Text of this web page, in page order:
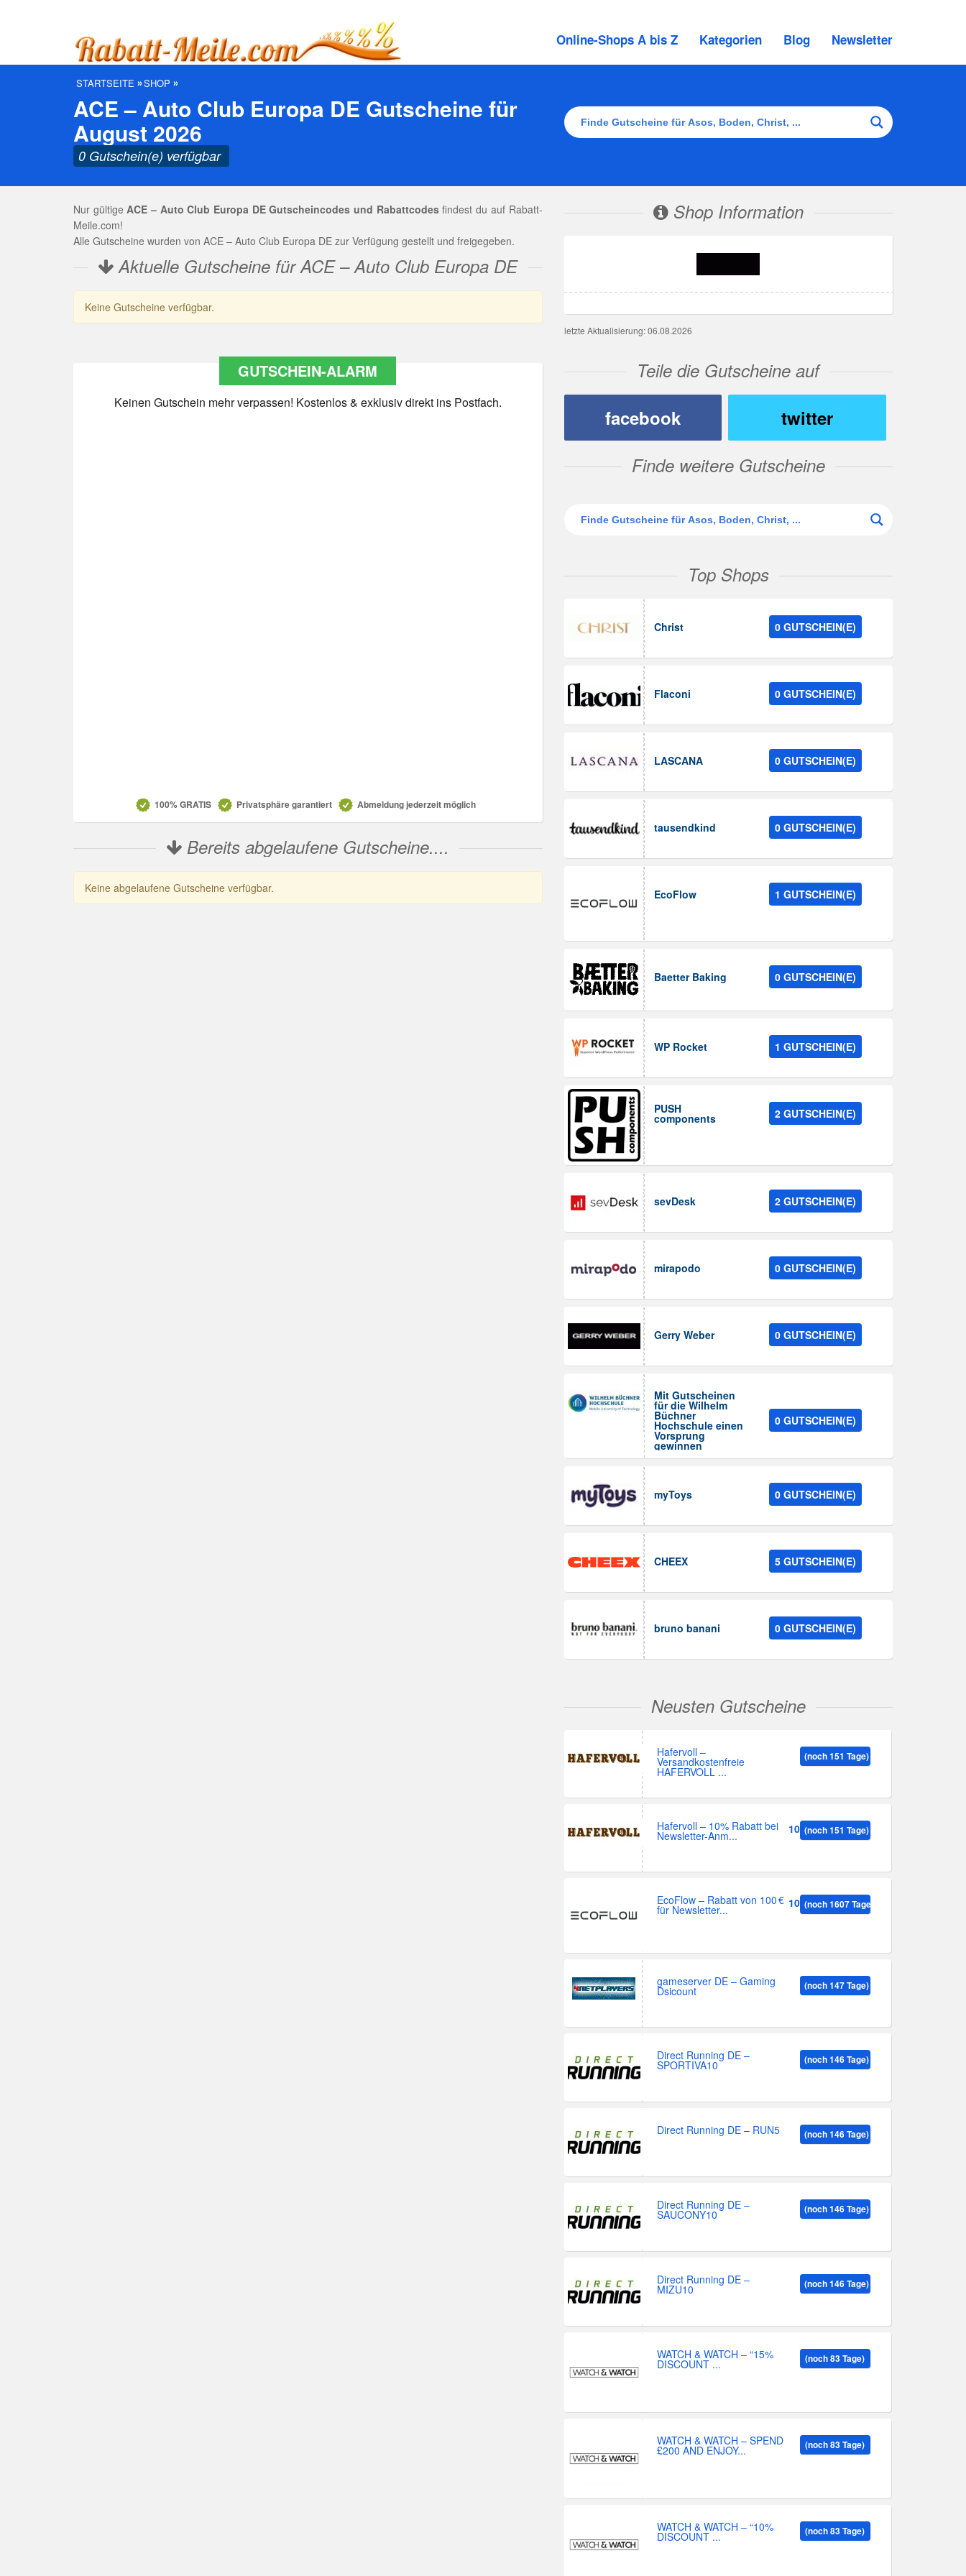
Online-Shops A bis Z Kategorien Blog Newsletter
STARTSEITE SHOP
ACE – Auto Club Europa DE Gutscheine für
August 2026
0 Gutschein(e) verfügbar
Nur gültigeACE – Auto Club Europa DE Gutscheincodes und Rabattcodesfindest du auf Rabatt-
Meile.com!
Alle Gutscheine wurden von ACE – Auto Club Europa DE zur Verfügung gestellt und freigegeben.
Aktuelle Gutscheine für ACE – Auto Club Europa DE
Keine Gutscheine verfügbar.
GUTSCHEIN-ALARM
Keinen Gutschein mehr verpassen! Kostenlos & exklusiv direkt ins Postfach.
100% GRATIS Privatsphäre garantiert Abmeldung jederzeit möglich
Bereits abgelaufene Gutscheine....
Keine abgelaufene Gutscheine verfügbar.
Shop Information
letzte Aktualisierung: 06.08.2026
Teile die Gutscheine auf
facebook
twitter
Finde weitere Gutscheine
Top Shops
Christ 0 GUTSCHEIN(E)
Flaconi 0 GUTSCHEIN(E)
LASCANA 0 GUTSCHEIN(E)
tausendkind 0 GUTSCHEIN(E)
EcoFlow 1 GUTSCHEIN(E)
Baetter Baking 0 GUTSCHEIN(E)
WP Rocket 1 GUTSCHEIN(E)
PUSH
components 2 GUTSCHEIN(E)
sevDesk 2 GUTSCHEIN(E)
mirapodo 0 GUTSCHEIN(E)
Gerry Weber 0 GUTSCHEIN(E)
Mit Gutscheinen
für die Wilhelm
Büchner
Hochschule einen
Vorsprung
gewinnen
0 GUTSCHEIN(E)
myToys 0 GUTSCHEIN(E)
CHEEX 5 GUTSCHEIN(E)
bruno banani 0 GUTSCHEIN(E)
Neusten Gutscheine
Hafervoll –
Versandkostenfreie
HAFERVOLL ...
(noch 151 Tage)
Hafervoll – 10% Rabatt bei
Newsletter-Anm... (noch 151 Tage)
10%
EcoFlow – Rabatt von 100 €
für Newsletter... (noch 1607 Tage)
100
gameserver DE – Gaming
Dsicount (noch 147 Tage)
Direct Running DE –
SPORTIVA10 (noch 146 Tage)
Direct Running DE – RUN5 (noch 146 Tage)
Direct Running DE –
SAUCONY10 (noch 146 Tage)
Direct Running DE –
MIZU10 (noch 146 Tage)
WATCH & WATCH – “15%
DISCOUNT ... (noch 83 Tage)
WATCH & WATCH – SPEND
£200 AND ENJOY... (noch 83 Tage)
WATCH & WATCH – “10%
DISCOUNT ... (noch 83 Tage)